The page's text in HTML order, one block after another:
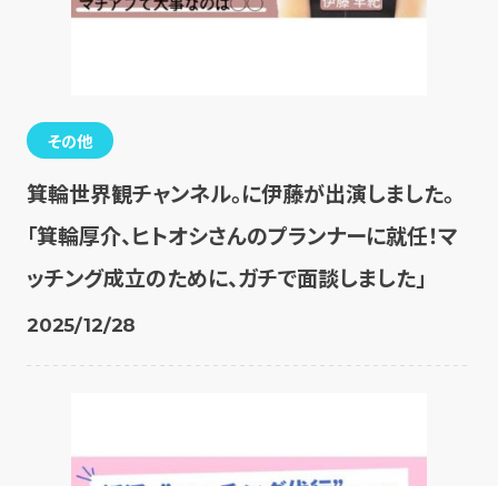
その他
箕輪世界観チャンネル。に伊藤が出演しました。
「箕輪厚介、ヒトオシさんのプランナーに就任！マ
ッチング成立のために、ガチで面談しました」
2025/12/28